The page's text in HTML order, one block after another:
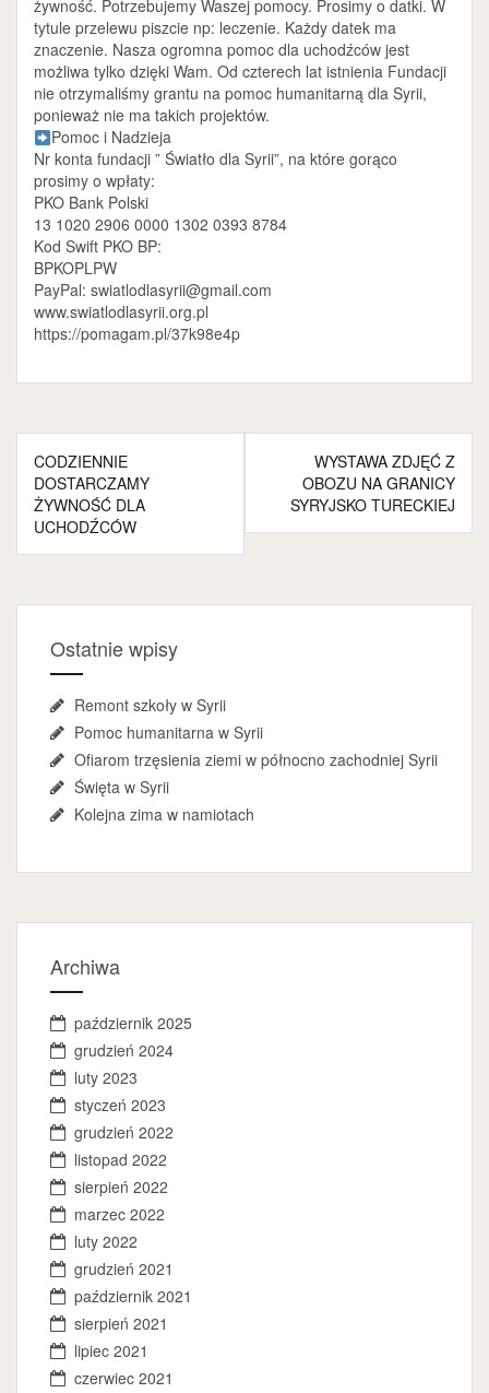
żywność. Potrzebujemy Waszej pomocy. Prosimy o datki. W
tytule przelewu piszcie np: leczenie. Każdy datek ma
znaczenie. Nasza ogromna pomoc dla uchodźców jest
możliwa tylko dzięki Wam. Od czterech lat istnienia Fundacji
nie otrzymaliśmy grantu na pomoc humanitarną dla Syrii,
ponieważ nie ma takich projektów.
Pomoc i Nadzieja
Nr konta fundacji ” Światło dla Syrii”, na które gorąco
prosimy o wpłaty:
PKO Bank Polski
13 1020 2906 0000 1302 0393 8784
Kod Swift PKO BP:
BPKOPLPW
PayPal: swiatlodlasyrii@gmail.com
www.swiatlodlasyrii.org.pl
https://pomagam.pl/37k98e4p
Nawigacja
wpisu
CODZIENNIE
DOSTARCZAMY
ŻYWNOŚĆ DLA
UCHODŹCÓW
WYSTAWA ZDJĘĆ Z
OBOZU NA GRANICY
SYRYJSKO TURECKIEJ
Ostatnie wpisy
Remont szkoły w Syrii
Pomoc humanitarna w Syrii
Ofiarom trzęsienia ziemi w północno zachodniej Syrii
Święta w Syrii
Kolejna zima w namiotach
Archiwa
październik 2025
grudzień 2024
luty 2023
styczeń 2023
grudzień 2022
listopad 2022
sierpień 2022
marzec 2022
luty 2022
grudzień 2021
październik 2021
sierpień 2021
lipiec 2021
czerwiec 2021